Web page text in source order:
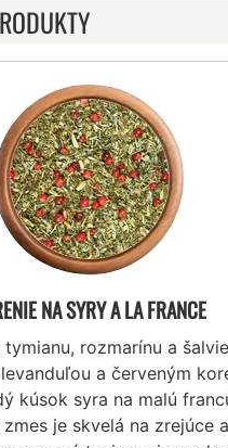
NA SYRY A LA FRANCE
rozmarínu a
a červeným
kúsok syra na malú
je skvelá na zrejúce